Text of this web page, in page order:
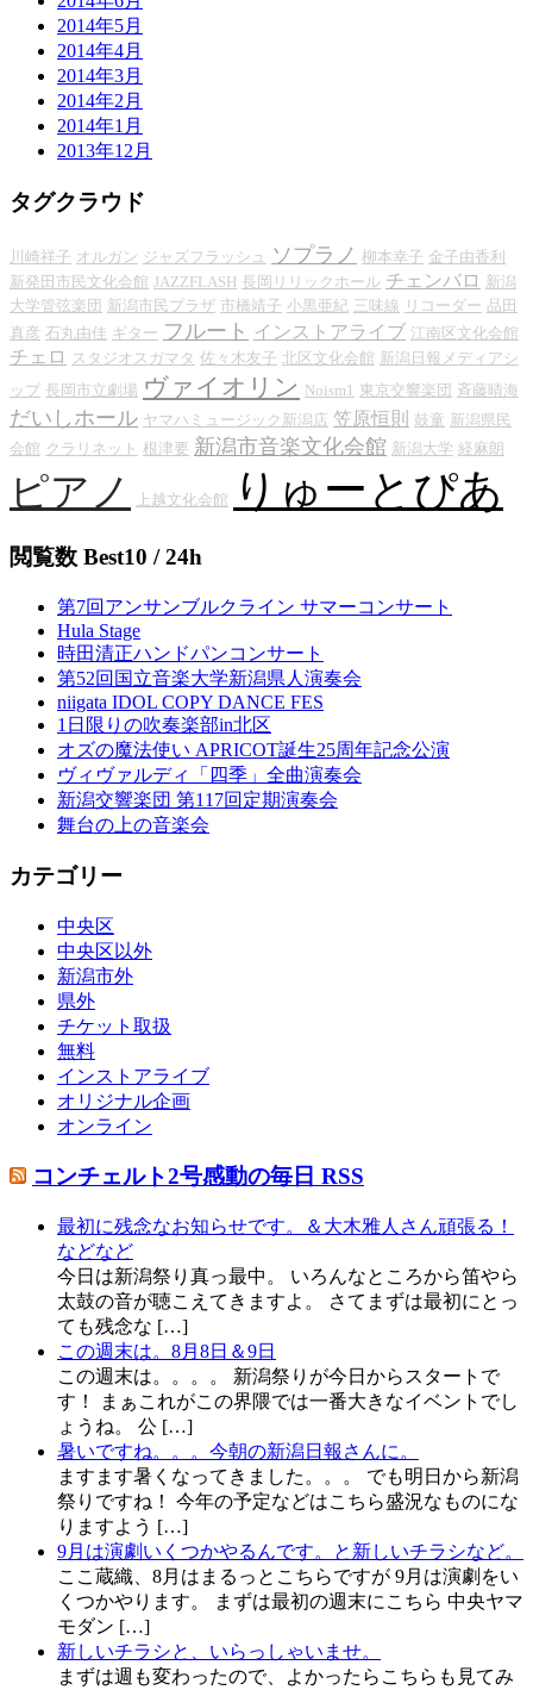
2014年5月
2014年4月
2014年3月
2014年2月
2014年1月
2013年12月
タグクラウド
川崎祥子 オルガン ジャズフラッシュ ソプラノ 柳本幸子 金子由香利
新発田市民文化会館 JAZZFLASH 長岡リリックホール チェンバロ 新潟
大学管弦楽団 新潟市民プラザ 市橋靖子 小黒亜紀 三味線 リコーダー 品田
真彦 石丸由佳 ギター フルート インストアライブ 江南区文化会館
チェロ スタジオスガマタ 佐々木友子 北区文化会館 新潟日報メディアシ
ップ 長岡市立劇場 ヴァイオリン Noism1 東京交響楽団 斉藤晴海
だいしホール ヤマハミュージック新潟店 笠原恒則 鼓童 新潟県民
会館 クラリネット 根津要 新潟市音楽文化会館 新潟大学 経麻朗
ピアノ 上越文化会館 りゅーとぴあ
閲覧数 Best10 / 24h
第7回アンサンブルクライン サマーコンサート
Hula Stage
時田清正ハンドパンコンサート
第52回国立音楽大学新潟県人演奏会
niigata IDOL COPY DANCE FES
1日限りの吹奏楽部in北区
オズの魔法使い APRICOT誕生25周年記念公演
ヴィヴァルディ「四季」全曲演奏会
新潟交響楽団 第117回定期演奏会
舞台の上の音楽会
カテゴリー
中央区
中央区以外
新潟市外
県外
チケット取扱
無料
インストアライブ
オリジナル企画
オンライン
コンチェルト2号感動の毎日 RSS
最初に残念なお知らせです。＆大木雅人さん頑張る！
などなど
今日は新潟祭り真っ最中。 いろんなところから笛やら
太鼓の音が聴こえてきますよ。 さてまずは最初にとっ
ても残念な […]
この週末は。8月8日＆9日
この週末は。。。。 新潟祭りが今日からスタートで
す！ まぁこれがこの界隈では一番大きなイベントでし
ょうね。 公 […]
暑いですね。。。今朝の新潟日報さんに。
ますます暑くなってきました。。。 でも明日から新潟
祭りですね！ 今年の予定などはこちら盛況なものにな
りますよう […]
9月は演劇いくつかやるんです。と新しいチラシなど。
ここ蔵織、8月はまるっとこちらですが 9月は演劇をい
くつかやります。 まずは最初の週末にこちら 中央ヤマ
モダン […]
新しいチラシと、いらっしゃいませ。
まずは週も変わったので、よかったらこちらも見てみ